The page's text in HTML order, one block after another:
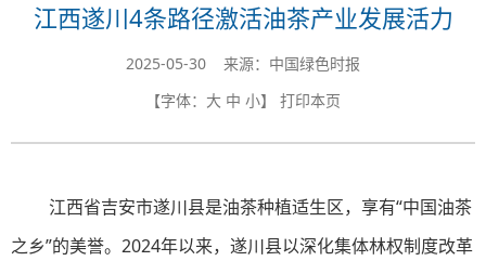
江西遂川4条路径激活油茶产业发展活力
2025-05-30 来源：中国绿色时报
【字体： 大 中 小】 打印本页
江西省吉安市遂川县是油茶种植适生区，享有“中国油茶
之乡”的美誉。2024年以来，遂川县以深化集体林权制度改革